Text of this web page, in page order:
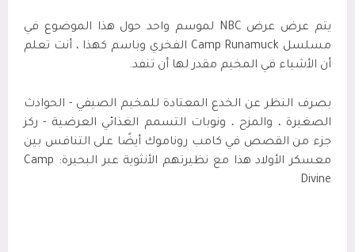
يتم عرض عرض NBC لموسم واحد حول هذا الموضوع في
مسلسل Camp Runamuck الفخري وباسم كهذا ، أنت تعلم
أن الأشياء في المخيم مقدر لها أن تنفد.
بصرف النظر عن الخدع المعتادة للمخيم الصيفي - الحوادث
الصغيرة ، والمزح ، ونوبات التسمم الغذائي العرضية - ركز
جزء من القصص في كامب روناموك أيضًا على التنافس بين
معسكر الأولاد هذا مع نظيرتهم الأنثوية عبر البحيرة: Camp
Divine